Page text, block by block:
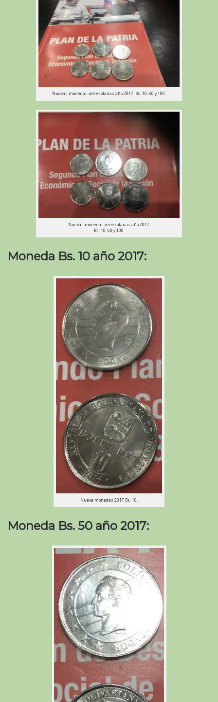
Nuevas monedas venezolanas año 2017: Bs. 10, 50 y 100.
Nuevas monedas venezolanas año 2017:
Bs. 10, 50 y 100.
Moneda Bs. 10 año 2017:
Nueva monedas 2017 Bs. 10.
Moneda Bs. 50 año 2017: